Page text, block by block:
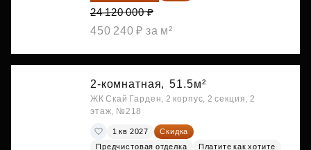
24 120 000 ₽
450 240 ₽ за м²
2-комнатная, 51.5м²
ЖК Скай Гарден, 2 корпус, 2 секция, 2
этаж, №218
1 кв 2027
Скидка
Предчистовая отделка
Платите как хотите